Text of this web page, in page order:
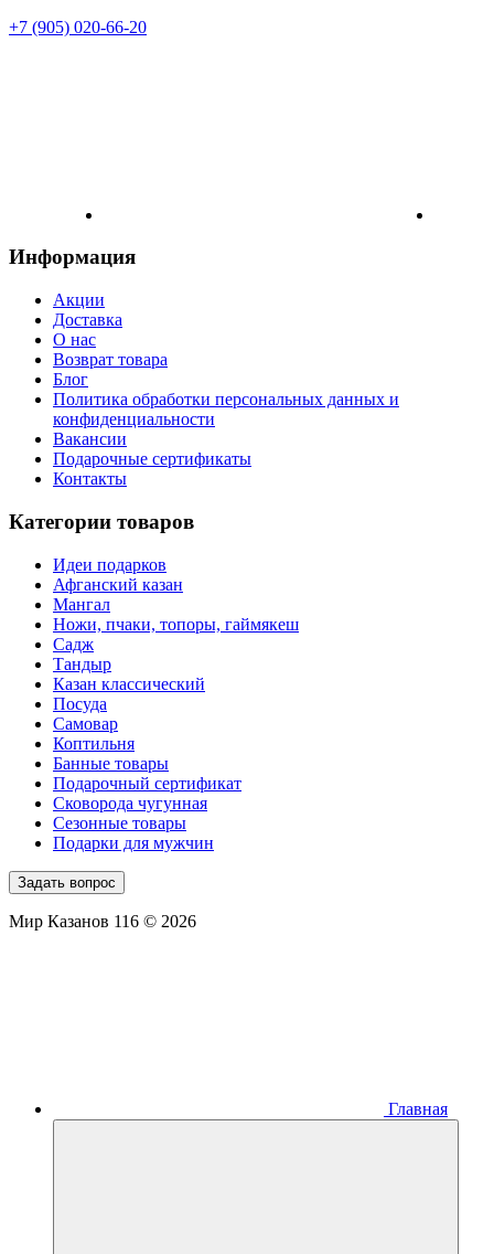
+7 (905) 020-66-20
Информация
Акции
Доставка
О нас
Возврат товара
Блог
Политика обработки персональных данных и
конфиденциальности
Вакансии
Подарочные сертификаты
Контакты
Категории товаров
Идеи подарков
Афганский казан
Мангал
Ножи, пчаки, топоры, гаймякеш
Садж
Тандыр
Казан классический
Посуда
Самовар
Коптильня
Банные товары
Подарочный сертификат
Сковорода чугунная
Сезонные товары
Подарки для мужчин
Задать вопрос
Мир Казанов 116 © 2026
Главная